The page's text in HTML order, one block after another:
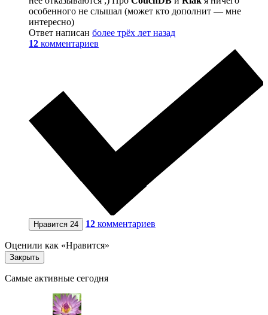
особенного не слышал (может кто дополнит — мне
интересно)
Ответ написан более трёх лет назад
12 комментариев
Нравится 24 12 комментариев
Оценили как «Нравится»
Закрыть
Самые активные сегодня